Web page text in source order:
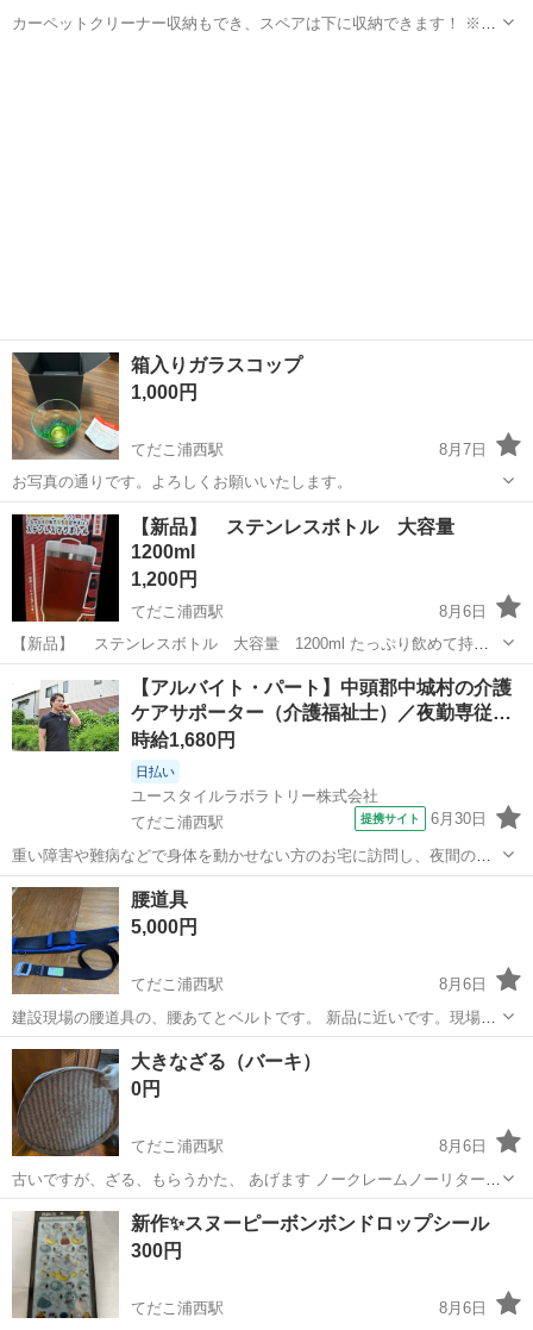
カーペットクリーナー収納もでき、スペアは下に収納できます！ ※上
箱入りガラスコップ
1,000円
てだこ浦西駅
8月7日
お写真の通りです。よろしくお願いいたします。
沖縄 中頭郡 てだこ浦西駅
【新品】 ステンレスボトル 大容量
1200ml
1,200円
てだこ浦西駅
8月6日
【新品】 ステンレスボトル 大容量 1200ml たっぷり飲めて持ち
運びやすい ステンレスマグボトル 真空断熱構造 飲み方は2タイプ な
がーいストロー付き
てだこ浦西駅 その他
【アルバイト・パート】中頭郡中城村の介護
ケアサポーター（介護福祉士）／夜勤専従…
時給1,680円
日払い
ユースタイルラボラトリー株式会社
てだこ浦西駅
提携サイト 6月30日
重い障害や難病などで身体を動かせない方のお宅に訪問し、夜間の見
守りケアを行うお仕事です。もちろん直行直帰OK。 【サービス】 訪
問介護（夜勤） 【仕事内容】 ALSなどの難病の方や、さまざまな障が
いがあるご利用者の就寝時...
沖縄 中頭郡 てだこ浦西駅
腰道具
5,000円
てだこ浦西駅
8月6日
建設現場の腰道具の、腰あてとベルトです。 新品に近いです。現場で
一度使用しました。 どなたか使ってください
沖縄 国頭郡 てだこ浦西駅 その他
大きなざる（バーキ）
0円
てだこ浦西駅
8月6日
古いですが、ざる、もらうかた、 あげます ノークレームノーリターン
外で保管していたので、いたみあり 宜野湾市にて、取引
沖縄 宜野湾市 てだこ浦西駅 調理器具
新作✨スヌーピーボンボンドロップシール
300円
てだこ浦西駅
8月6日